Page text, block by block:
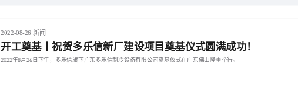
2022-08-26 新闻
开工奠基丨祝贺多乐信新厂建设项目奠基仪式圆满成功！
2022年8月26日下午，多乐信旗下广东多乐信制冷设备有限公司奠基仪式在广东佛山隆重举行。